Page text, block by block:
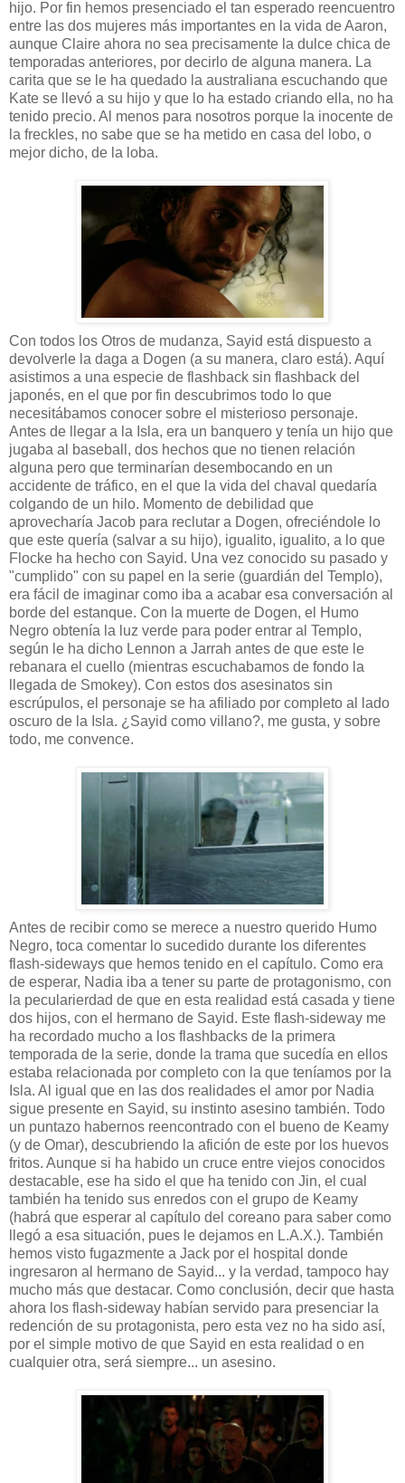
hijo. Por fin hemos presenciado el tan esperado reencuentro
entre las dos mujeres más importantes en la vida de Aaron,
aunque Claire ahora no sea precisamente la dulce chica de
temporadas anteriores, por decirlo de alguna manera. La
carita que se le ha quedado la australiana escuchando que
Kate se llevó a su hijo y que lo ha estado criando ella, no ha
tenido precio. Al menos para nosotros porque la inocente de
la freckles, no sabe que se ha metido en casa del lobo, o
mejor dicho, de la loba.
Con todos los Otros de mudanza, Sayid está dispuesto a
devolverle la daga a Dogen (a su manera, claro está). Aquí
asistimos a una especie de flashback sin flashback del
japonés, en el que por fin descubrimos todo lo que
necesitábamos conocer sobre el misterioso personaje.
Antes de llegar a la Isla, era un banquero y tenía un hijo que
jugaba al baseball, dos hechos que no tienen relación
alguna pero que terminarían desembocando en un
accidente de tráfico, en el que la vida del chaval quedaría
colgando de un hilo. Momento de debilidad que
aprovecharía Jacob para reclutar a Dogen, ofreciéndole lo
que este quería (salvar a su hijo), igualito, igualito, a lo que
Flocke ha hecho con Sayid. Una vez conocido su pasado y
"cumplido" con su papel en la serie (guardián del Templo),
era fácil de imaginar como iba a acabar esa conversación al
borde del estanque. Con la muerte de Dogen, el Humo
Negro obtenía la luz verde para poder entrar al Templo,
según le ha dicho Lennon a Jarrah antes de que este le
rebanara el cuello (mientras escuchabamos de fondo la
llegada de Smokey). Con estos dos asesinatos sin
escrúpulos, el personaje se ha afiliado por completo al lado
oscuro de la Isla. ¿Sayid como villano?, me gusta, y sobre
todo, me convence.
Antes de recibir como se merece a nuestro querido Humo
Negro, toca comentar lo sucedido durante los diferentes
flash-sideways que hemos tenido en el capítulo. Como era
de esperar, Nadia iba a tener su parte de protagonismo, con
la pecularierdad de que en esta realidad está casada y tiene
dos hijos, con el hermano de Sayid. Este flash-sideway me
ha recordado mucho a los flashbacks de la primera
temporada de la serie, donde la trama que sucedía en ellos
estaba relacionada por completo con la que teníamos por la
Isla. Al igual que en las dos realidades el amor por Nadia
sigue presente en Sayid, su instinto asesino también. Todo
un puntazo habernos reencontrado con el bueno de Keamy
(y de Omar), descubriendo la afición de este por los huevos
fritos. Aunque si ha habido un cruce entre viejos conocidos
destacable, ese ha sido el que ha tenido con Jin, el cual
también ha tenido sus enredos con el grupo de Keamy
(habrá que esperar al capítulo del coreano para saber como
llegó a esa situación, pues le dejamos en L.A.X.). También
hemos visto fugazmente a Jack por el hospital donde
ingresaron al hermano de Sayid... y la verdad, tampoco hay
mucho más que destacar. Como conclusión, decir que hasta
ahora los flash-sideway habían servido para presenciar la
redención de su protagonista, pero esta vez no ha sido así,
por el simple motivo de que Sayid en esta realidad o en
cualquier otra, será siempre... un asesino.